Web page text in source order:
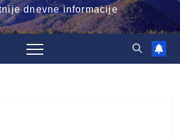
dnevne informacije